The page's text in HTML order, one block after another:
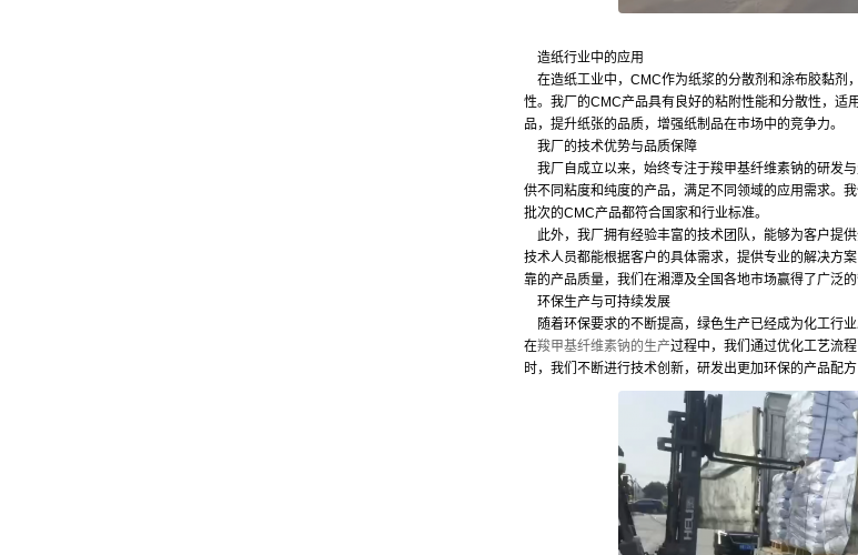
造纸行业中的应用
在造纸工业中，CMC作为纸浆的分散剂和涂布胶黏剂
性。我厂的CMC产品具有良好的粘附性能和分散性，适
品，提升纸张的品质，增强纸制品在市场中的竞争力。
我厂的技术优势与品质保障
我厂自成立以来，始终专注于羧甲基纤维素钠的研发
供不同粘度和纯度的产品，满足不同领域的应用需求。
批次的CMC产品都符合国家和行业标准。
此外，我厂拥有经验丰富的技术团队，能够为客户提
技术人员都能根据客户的具体需求，提供专业的解决方
靠的产品质量，我们在湘潭及全国各地市场赢得了广泛的
环保生产与可持续发展
随着环保要求的不断提高，绿色生产已经成为化工行
在羧甲基纤维素钠的生产过程中，我们通过优化工艺流
时，我们不断进行技术创新，研发出更加环保的产品配